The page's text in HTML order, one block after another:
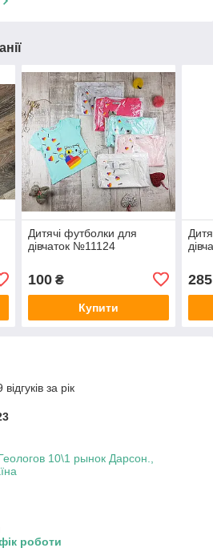
Дитячі футболки для
дівчаток №11124
100₴
Купити
285
за рік
10\1 рынок Дарсон.,
роботи